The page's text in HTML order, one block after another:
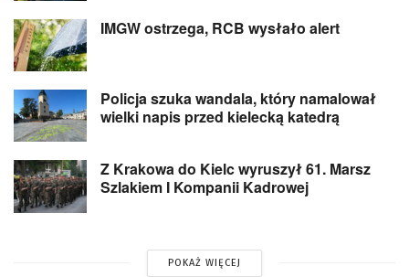
IMGW ostrzega, RCB wysłało alert
Policja szuka wandala, który namalował
wielki napis przed kielecką katedrą
Z Krakowa do Kielc wyruszył 61. Marsz
Szlakiem I Kompanii Kadrowej
POKAŻ WIĘCEJ